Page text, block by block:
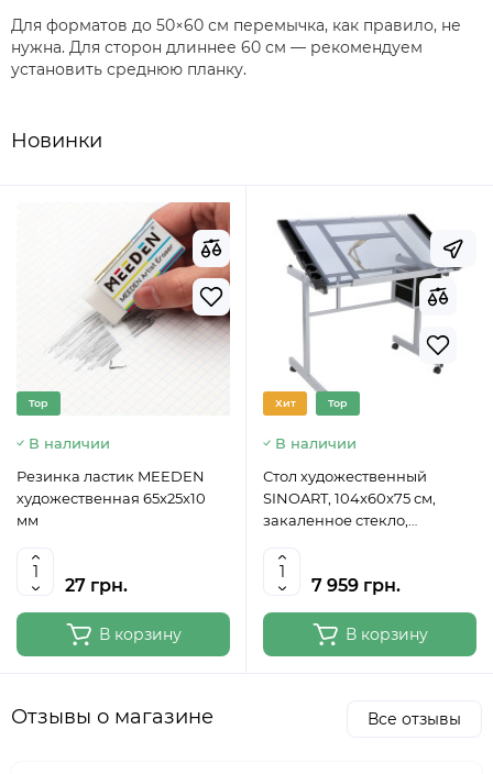
Для форматов до 50×60 см перемычка, как правило, не
нужна. Для сторон длиннее 60 см — рекомендуем
установить среднюю планку.
Новинки
Top
В наличии
Резинка ластик MEEDEN
художественная 65x25x10
мм
27 грн.
В корзину
Хит Top
В наличии
Стол художественный
SINOART, 104x60x75 см,
закаленное стекло,
7 959 грн.
В корзину
Отзывы о магазине Все отзывы